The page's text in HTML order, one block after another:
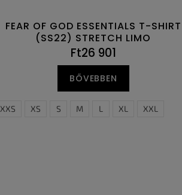
FEAR OF GOD ESSENTIALS T-SHIRT
(SS22) STRETCH LIMO
Ft26 901
BŐVEBBEN
XXS XS S M L XL XXL